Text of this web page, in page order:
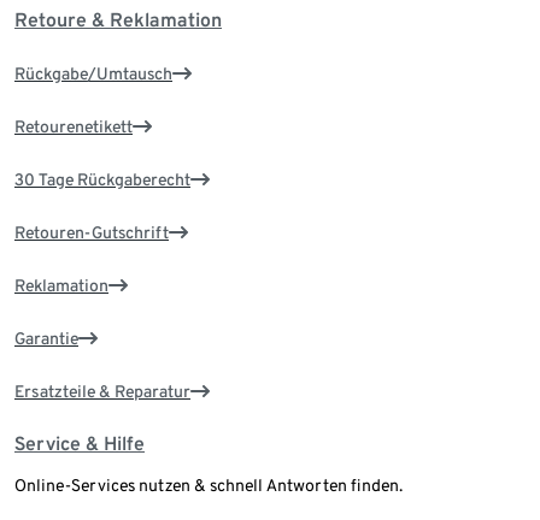
Retoure & Reklamation
Rückgabe/Umtausch
Retourenetikett
30 Tage Rückgaberecht
Retouren-Gutschrift
Reklamation
Garantie
Ersatzteile & Reparatur
Service & Hilfe
Online-Services nutzen & schnell Antworten finden.